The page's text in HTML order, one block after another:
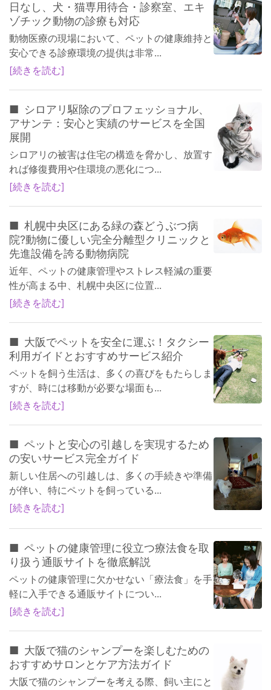
日なし、犬・猫専用待合・診察室、エキ
ゾチック動物の診療も対応
動物医療の現場において、ペットの健康維持と
安心できる診療環境の提供は非常...
続きを読む
シロアリ駆除のプロフェッショナル、
アサンテ：安心と実績のサービスを全国
展開
シロアリの被害は住宅の構造を脅かし、放置す
れば修復費用や住環境の悪化につ...
続きを読む
札幌中央区にある緑の森どうぶつ病
院?動物に優しい完全分離型クリニックと
先進設備を誇る動物病院
近年、ペットの健康管理やストレス軽減の重要
性が高まる中、札幌中央区に位置...
続きを読む
大阪でペットを安全に運ぶ！タクシー
利用ガイドとおすすめサービス紹介
ペットを飼う生活は、多くの喜びをもたらしま
すが、時には移動が必要な場面も...
続きを読む
ペットと安心の引越しを実現するため
の安いサービス完全ガイド
新しい住居への引越しは、多くの手続きや準備
が伴い、特にペットを飼っている...
続きを読む
ペットの健康管理に役立つ療法食を取
り扱う通販サイトを徹底解説
ペットの健康管理に欠かせない「療法食」を手
軽に入手できる通販サイトについ...
続きを読む
大阪で猫のシャンプーを楽しむための
おすすめサロンとケア方法ガイド
大阪で猫のシャンプーを考える際、飼い主にと